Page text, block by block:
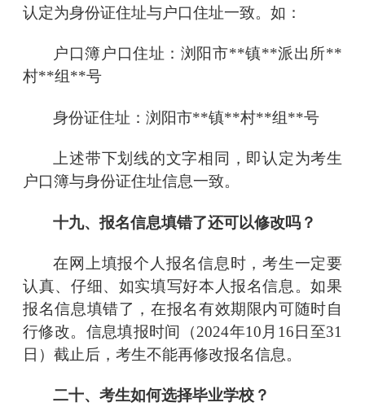
认定为身份证住址与户口住址一致。如：
户口簿户口住址：浏阳市**镇**派出所**
村**组**号
身份证住址：浏阳市**镇**村**组**号
上述带下划线的文字相同，即认定为考生
户口簿与身份证住址信息一致。
十九、报名信息填错了还可以修改吗？
在网上填报个人报名信息时，考生一定要
认真、仔细、如实填写好本人报名信息。如果
报名信息填错了，在报名有效期限内可随时自
行修改。信息填报时间（2024年10月16日至31
日）截止后，考生不能再修改报名信息。
二十、考生如何选择毕业学校？